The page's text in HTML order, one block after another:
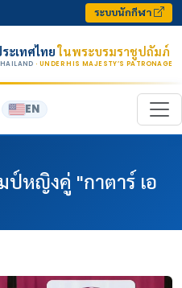
ระบบนักกีฬา
ะเทศไทยในพระบรมราชูปถัมภ์
· UNDER HIS MAJESTY’S PATRONAGE
EN
หญิงคู่ "กาตาร์ เอ